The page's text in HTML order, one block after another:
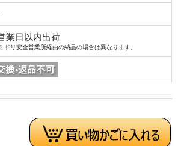
業日以内出荷
ドリ安全営業所経由の納品の場合は異なります。